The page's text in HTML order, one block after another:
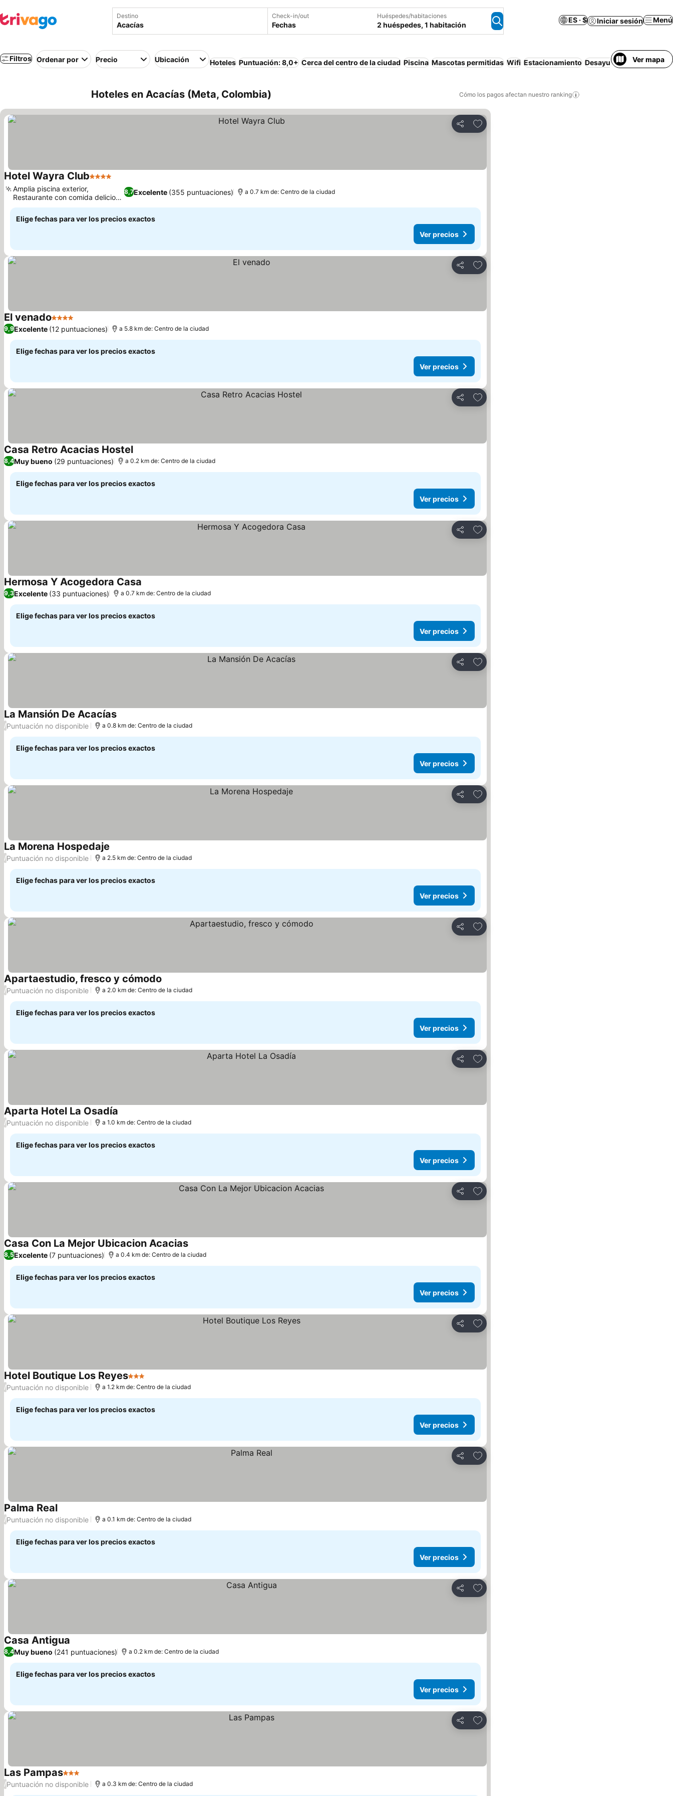
Destino Check-in/out
Fechas
Huéspedes/habitaciones
2 huéspedes, 1 habitación
ES · $ Iniciar sesión Menú
Filtros Ordenar por Precio Ubicación Hoteles Puntuación: 8,0+ Cerca del centro de la ciudad Piscina Mascotas permitidas Wifi Estacionamiento Desayuno incluidoVer mapa
Hoteles en Acacías (Meta, Colombia) Cómo los pagos afectan nuestro ranking
Compartir
Agregar a favoritos
Hotel Wayra Club4 Estrellas
8,7Excelente (355 puntuaciones)
Amplia piscina exterior,
Restaurante con comida deliciosa
y variada
a 0.7 km de: Centro de la ciudad
Elige fechas para ver los precios exactos
Ver precios
Compartir
Agregar a favoritos
El venado4 Estrellas
9,9Excelente (12 puntuaciones) a 5.8 km de: Centro de la ciudad
Elige fechas para ver los precios exactos
Ver precios
Compartir
Agregar a favoritos
Casa Retro Acacias Hostel
8,4Muy bueno (29 puntuaciones) a 0.2 km de: Centro de la ciudad
Elige fechas para ver los precios exactos
Ver precios
Compartir
Agregar a favoritos
Hermosa Y Acogedora Casa
9,3Excelente (33 puntuaciones) a 0.7 km de: Centro de la ciudad
Elige fechas para ver los precios exactos
Ver precios
Compartir
Agregar a favoritos
La Mansión De Acacías
/Puntuación no disponible a 0.8 km de: Centro de la ciudad
Elige fechas para ver los precios exactos
Ver precios
Compartir
Agregar a favoritos
La Morena Hospedaje
/Puntuación no disponible a 2.5 km de: Centro de la ciudad
Elige fechas para ver los precios exactos
Ver precios
Compartir
Agregar a favoritos
Apartaestudio, fresco y cómodo
/Puntuación no disponible a 2.0 km de: Centro de la ciudad
Elige fechas para ver los precios exactos
Ver precios
Compartir
Agregar a favoritos
Aparta Hotel La Osadía
/Puntuación no disponible a 1.0 km de: Centro de la ciudad
Elige fechas para ver los precios exactos
Ver precios
Compartir
Agregar a favoritos
Casa Con La Mejor Ubicacion Acacias
8,5Excelente (7 puntuaciones) a 0.4 km de: Centro de la ciudad
Elige fechas para ver los precios exactos
Ver precios
Compartir
Agregar a favoritos
Hotel Boutique Los Reyes3 Estrellas
/Puntuación no disponible a 1.2 km de: Centro de la ciudad
Elige fechas para ver los precios exactos
Ver precios
Compartir
Agregar a favoritos
Palma Real
/Puntuación no disponible a 0.1 km de: Centro de la ciudad
Elige fechas para ver los precios exactos
Ver precios
Compartir
Agregar a favoritos
Casa Antigua
8,4Muy bueno (241 puntuaciones) a 0.2 km de: Centro de la ciudad
Elige fechas para ver los precios exactos
Ver precios
Compartir
Agregar a favoritos
Las Pampas3 Estrellas
/Puntuación no disponible a 0.3 km de: Centro de la ciudad